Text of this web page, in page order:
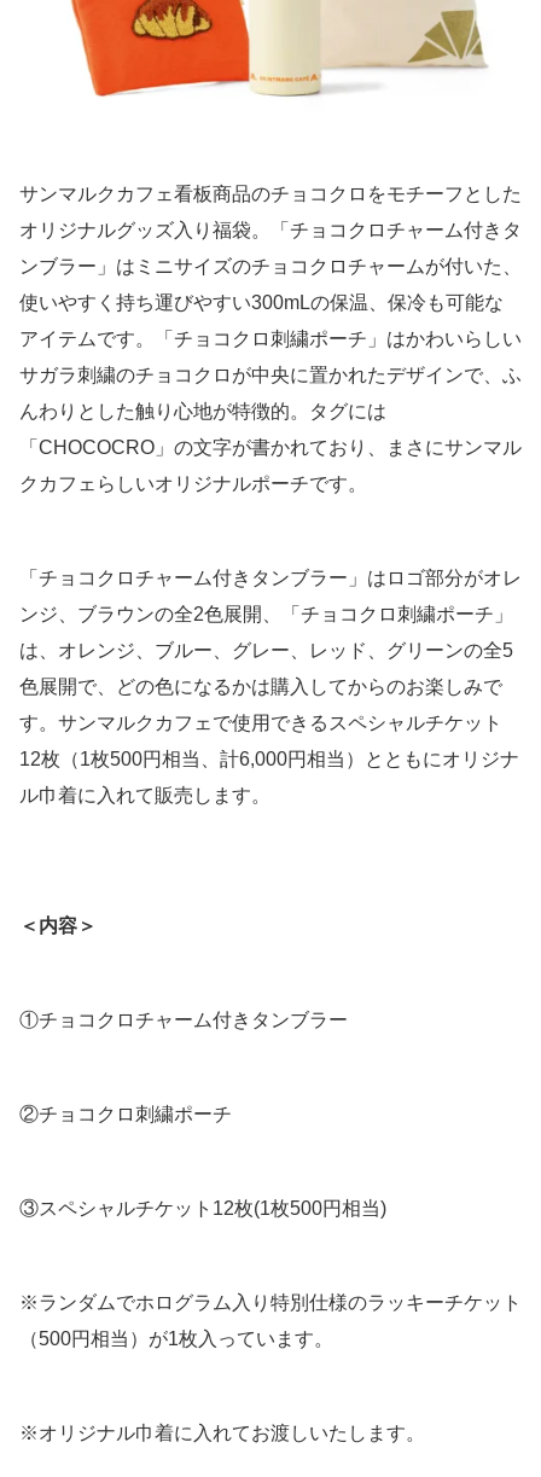
サンマルクカフェ看板商品のチョコクロをモチーフとした
オリジナルグッズ入り福袋。「チョコクロチャーム付きタ
ンブラー」はミニサイズのチョコクロチャームが付いた、
使いやすく持ち運びやすい300mLの保温、保冷も可能な
アイテムです。「チョコクロ刺繍ポーチ」はかわいらしい
サガラ刺繍のチョコクロが中央に置かれたデザインで、ふ
んわりとした触り心地が特徴的。タグには
「CHOCOCRO」の文字が書かれており、まさにサンマル
クカフェらしいオリジナルポーチです。
「チョコクロチャーム付きタンブラー」はロゴ部分がオレ
ンジ、ブラウンの全2色展開、「チョコクロ刺繍ポーチ」
は、オレンジ、ブルー、グレー、レッド、グリーンの全5
色展開で、どの色になるかは購入してからのお楽しみで
す。サンマルクカフェで使用できるスペシャルチケット
12枚（1枚500円相当、計6,000円相当）とともにオリジナ
ル巾着に入れて販売します。
＜内容＞
①チョコクロチャーム付きタンブラー
②チョコクロ刺繍ポーチ
③スペシャルチケット12枚(1枚500円相当)
※ランダムでホログラム入り特別仕様のラッキーチケット
（500円相当）が1枚入っています。
※オリジナル巾着に入れてお渡しいたします。